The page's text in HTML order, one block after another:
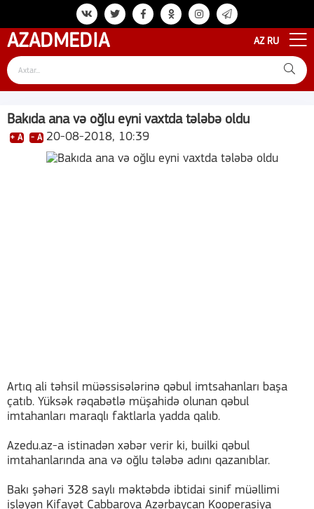
AZADMEDIA AZ RU
Bakıda ana və oğlu eyni vaxtda tələbə oldu
+ A - A 20-08-2018, 10:39
Artıq ali təhsil müəssisələrinə qəbul imtsahanları başa
çatıb. Yüksək rəqabətlə müşahidə olunan qəbul
imtahanları maraqlı faktlarla yadda qalıb.
Azedu.az-a istinadən xəbər verir ki, builki qəbul
imtahanlarında ana və oğlu tələbə adını qazanıblar.
Bakı şəhəri 328 saylı məktəbdə ibtidai sinif müəllimi
işləyən Kifayət Cabbarova Azərbaycan Kooperasiya